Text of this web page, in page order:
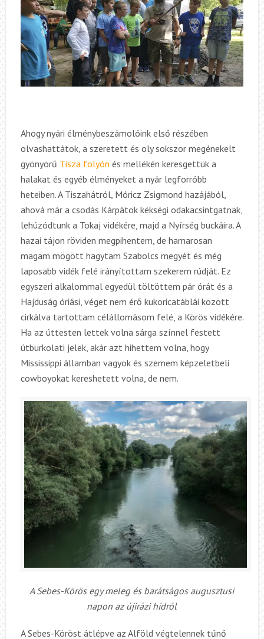
Ahogy nyári élménybeszámolóink első részében
olvashattátok, a szeretett és oly sokszor megénekelt
gyönyörű Tisza folyón és mellékén keresgettük a
halakat és egyéb élményeket a nyár legforróbb
heteiben. A Tiszahátról, Móricz Zsigmond hazájából,
ahová már a csodás Kárpátok kékségi odakacsintgatnak,
lehúzódtunk a Tokaj vidékére, majd a Nyírség buckáira. A
hazai tájon röviden megpihentem, de hamarosan
magam mögött hagytam Szabolcs megyét és még
laposabb vidék felé irányítottam szekerem rúdját. Ez
egyszeri alkalommal egyedül töltöttem pár órát és a
Hajduság óriási, véget nem érő kukoricatáblái között
cirkálva tartottam célállomásom felé, a Körös vidékére.
Ha az úttesten lettek volna sárga színnel festett
útburkolati jelek, akár azt hihettem volna, hogy
Mississippi államban vagyok és szemem képzeletbeli
cowboyokat kereshetett volna, de nem.
A Sebes-Körös egy meleg és barátságos augusztusi
napon az újirázi hídról
A Sebes-Köröst átlépve az Alföld végtelennek tűnő